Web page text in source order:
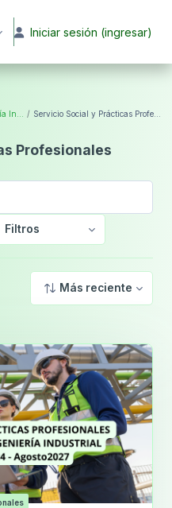
Iniciar sesión (ingresar)
Servicio Social y Prácticas Profesionales
Profesionales
Filtros
Más reciente